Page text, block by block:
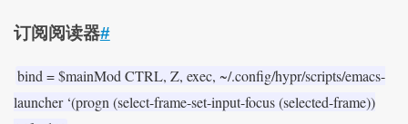
订阅阅读器#
bind = $mainMod CTRL, Z, exec, ~/.config/hypr/scripts/emacs-
launcher ‘(progn (select-frame-set-input-focus (selected-frame))